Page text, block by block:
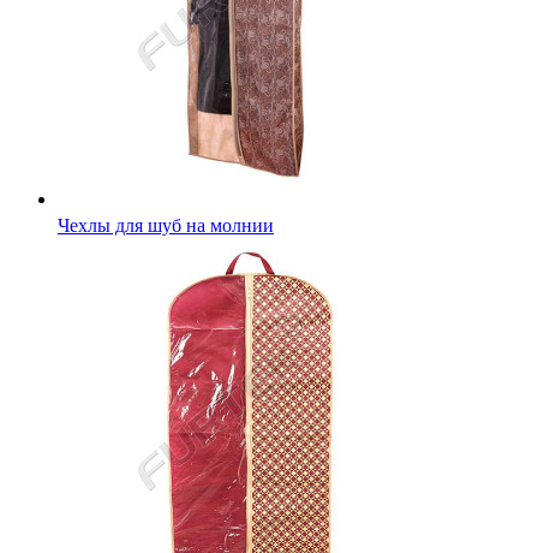
Чехлы для шуб на молнии